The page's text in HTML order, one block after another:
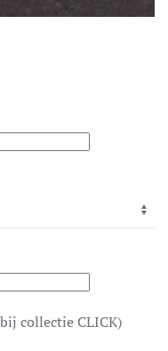
collectie CLICK)